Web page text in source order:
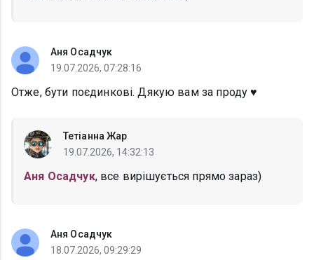
Аня Осадчук
19.07.2026, 07:28:16
Отже, бути поєдинкові. Дякую вам за проду ♥️
Тетіанна Жар
19.07.2026, 14:32:13
Аня Осадчук, все вирішується прямо зараз)
Аня Осадчук
18.07.2026, 09:29:29